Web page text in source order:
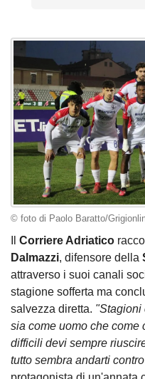
© foto di Paolo Baratto/
Corriere Adriatico
Dalmazzi, difensore della
attraverso i suoi canali
stagione sofferta ma
salvezza diretta. "Stagioni
sia come uomo che come
difficili devi sempre
tutto sembra andarti